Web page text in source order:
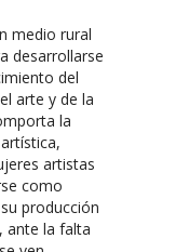
medio rural
desarrollarse
del
arte y de la
la
artistas
como
producción
ante la falta